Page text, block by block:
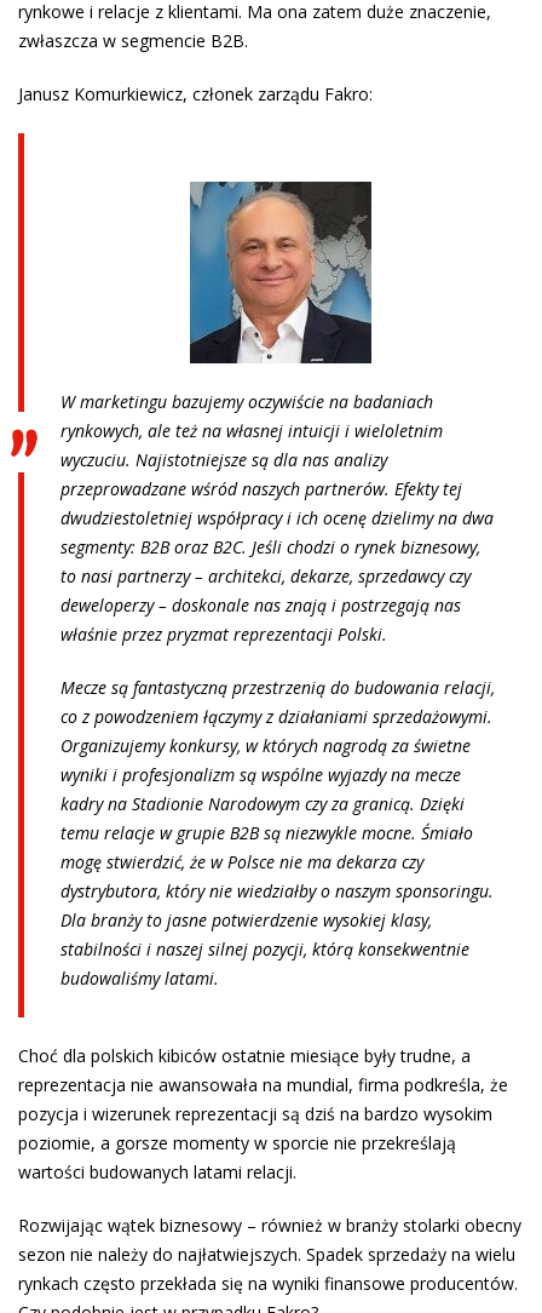
rynkowe i relacje z klientami. Ma ona zatem duże znaczenie,
zwłaszcza w segmencie B2B.
Janusz Komurkiewicz, członek zarządu Fakro:
W marketingu bazujemy oczywiście na badaniach
rynkowych, ale też na własnej intuicji i wieloletnim
wyczuciu. Najistotniejsze są dla nas analizy
przeprowadzane wśród naszych partnerów. Efekty tej
dwudziestoletniej współpracy i ich ocenę dzielimy na dwa
segmenty: B2B oraz B2C. Jeśli chodzi o rynek biznesowy,
to nasi partnerzy – architekci, dekarze, sprzedawcy czy
deweloperzy – doskonale nas znają i postrzegają nas
właśnie przez pryzmat reprezentacji Polski.
Mecze są fantastyczną przestrzenią do budowania relacji,
co z powodzeniem łączymy z działaniami sprzedażowymi.
Organizujemy konkursy, w których nagrodą za świetne
wyniki i profesjonalizm są wspólne wyjazdy na mecze
kadry na Stadionie Narodowym czy za granicą. Dzięki
temu relacje w grupie B2B są niezwykle mocne. Śmiało
mogę stwierdzić, że w Polsce nie ma dekarza czy
dystrybutora, który nie wiedziałby o naszym sponsoringu.
Dla branży to jasne potwierdzenie wysokiej klasy,
stabilności i naszej silnej pozycji, którą konsekwentnie
budowaliśmy latami.
Choć dla polskich kibiców ostatnie miesiące były trudne, a
reprezentacja nie awansowała na mundial, firma podkreśla, że
pozycja i wizerunek reprezentacji są dziś na bardzo wysokim
poziomie, a gorsze momenty w sporcie nie przekreślają
wartości budowanych latami relacji.
Rozwijając wątek biznesowy – również w branży stolarki obecny
sezon nie należy do najłatwiejszych. Spadek sprzedaży na wielu
rynkach często przekłada się na wyniki finansowe producentów.